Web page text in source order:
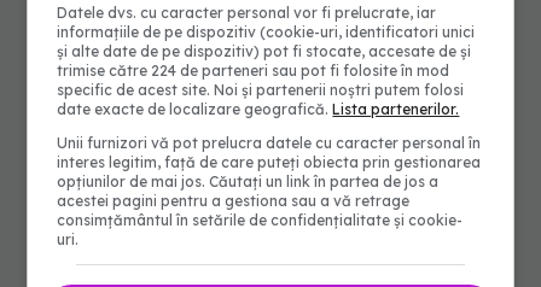
Datele dvs. cu caracter personal vor fi prelucrate, iar
informațiile de pe dispozitiv (cookie-uri, identificatori unici
și alte date de pe dispozitiv) pot fi stocate, accesate de și
trimise către 224 de parteneri sau pot fi folosite în mod
specific de acest site. Noi și partenerii noștri putem folosi
date exacte de localizare geografică.Lista partenerilor.
Unii furnizori vă pot prelucra datele cu caracter personal în
interes legitim, față de care puteți obiecta prin gestionarea
opțiunilor de mai jos. Căutați un link în partea de jos a
acestei pagini pentru a gestiona sau a vă retrage
consimțământul în setările de confidențialitate și cookie-
uri.